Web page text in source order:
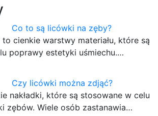
Co to są licówki na zęby?
cienkie warstwy materiału, które są
poprawy estetyki uśmiechu.…
Czy licówki można zdjąć?
nakładki, które są stosowane w celu
zębów. Wiele osób zastanawia…